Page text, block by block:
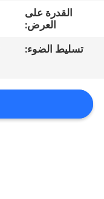
اتصل
اقتباس
القدرة على
العرض:
تسليط الضوء: